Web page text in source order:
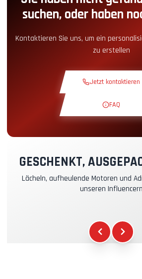
Boxengassen-Zugang
Erkundungsrunde
Exklusive Strecke
Kasko- & RC-Versicherung
suchen, oder haben
Kontaktieren Sie uns, um ein
zu erstellen
Jetzt kontaktieren
FAQ
GESCHENKT,
Lächeln, aufheulende Motoren und
unseren Influencern